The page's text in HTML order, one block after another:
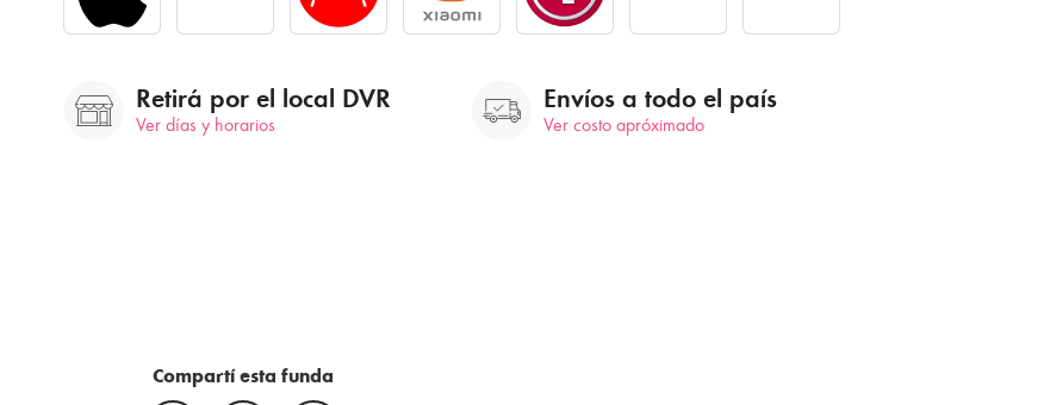
Retirá por el local DVR
Ver días y horarios
Envíos a todo el país
Ver costo apróximado
Compartí esta funda